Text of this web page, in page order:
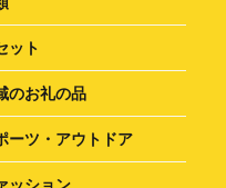
ット
のお礼の品
ーツ・アウトドア